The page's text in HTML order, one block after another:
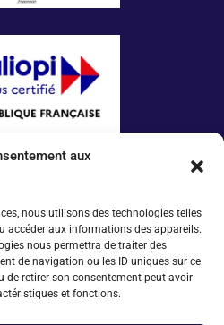
aux
nous utilisons des technologies telles
accéder aux informations des appareils.
nous permettra de traiter des
de navigation ou les ID uniques sur ce
de retirer son consentement peut avoir
et fonctions.
a été délivrée au titre
d’action suivante :